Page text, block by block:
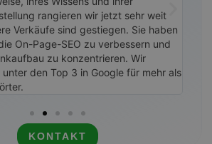
rangieren wir jetzt sehr weit
Verkäufe sind gestiegen. Sie haben
On-Page-SEO zu verbessern und
zu konzentrieren. Wir
den Top 3 in Google für mehr als
KONTAKT